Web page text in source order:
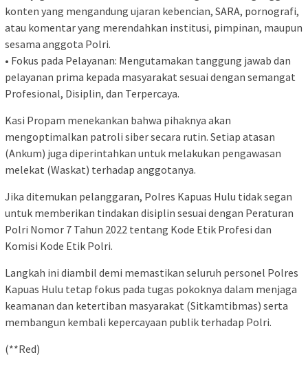
konten yang mengandung ujaran kebencian, SARA, pornografi,
atau komentar yang merendahkan institusi, pimpinan, maupun
sesama anggota Polri.
• Fokus pada Pelayanan: Mengutamakan tanggung jawab dan
pelayanan prima kepada masyarakat sesuai dengan semangat
Profesional, Disiplin, dan Terpercaya.
Kasi Propam menekankan bahwa pihaknya akan
mengoptimalkan patroli siber secara rutin. Setiap atasan
(Ankum) juga diperintahkan untuk melakukan pengawasan
melekat (Waskat) terhadap anggotanya.
Jika ditemukan pelanggaran, Polres Kapuas Hulu tidak segan
untuk memberikan tindakan disiplin sesuai dengan Peraturan
Polri Nomor 7 Tahun 2022 tentang Kode Etik Profesi dan
Komisi Kode Etik Polri.
Langkah ini diambil demi memastikan seluruh personel Polres
Kapuas Hulu tetap fokus pada tugas pokoknya dalam menjaga
keamanan dan ketertiban masyarakat (Sitkamtibmas) serta
membangun kembali kepercayaan publik terhadap Polri.
(**Red)